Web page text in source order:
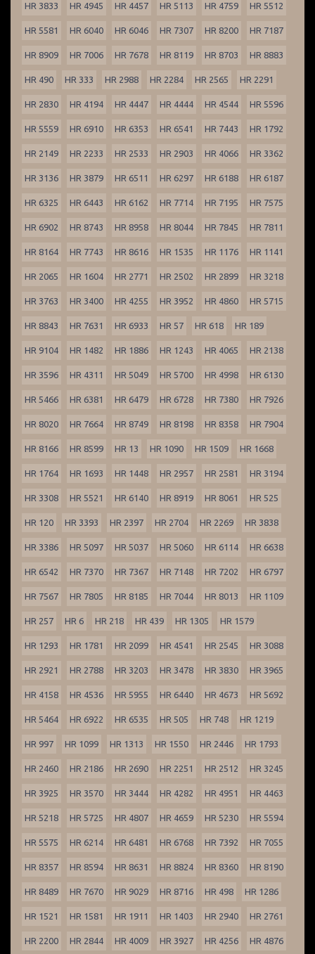
HR 3833 HR 4945 HR 4457 HR 5113 HR 4759 HR 5512
HR 5581 HR 6040 HR 6046 HR 7307 HR 8200 HR 7187
HR 8909 HR 7006 HR 7678 HR 8119 HR 8703 HR 8883
HR 490 HR 333 HR 2988 HR 2284 HR 2565 HR 2291
HR 2830 HR 4194 HR 4447 HR 4444 HR 4544 HR 5596
HR 5559 HR 6910 HR 6353 HR 6541 HR 7443 HR 1792
HR 2149 HR 2233 HR 2533 HR 2903 HR 4066 HR 3362
HR 3136 HR 3879 HR 6511 HR 6297 HR 6188 HR 6187
HR 6325 HR 6443 HR 6162 HR 7714 HR 7195 HR 7575
HR 6902 HR 8743 HR 8958 HR 8044 HR 7845 HR 7811
HR 8164 HR 7743 HR 8616 HR 1535 HR 1176 HR 1141
HR 2065 HR 1604 HR 2771 HR 2502 HR 2899 HR 3218
HR 3763 HR 3400 HR 4255 HR 3952 HR 4860 HR 5715
HR 8843 HR 7631 HR 6933 HR 57 HR 618 HR 189
HR 9104 HR 1482 HR 1886 HR 1243 HR 4065 HR 2138
HR 3596 HR 4311 HR 5049 HR 5700 HR 4998 HR 6130
HR 5466 HR 6381 HR 6479 HR 6728 HR 7380 HR 7926
HR 8020 HR 7664 HR 8749 HR 8198 HR 8358 HR 7904
HR 8166 HR 8599 HR 13 HR 1090 HR 1509 HR 1668
HR 1764 HR 1693 HR 1448 HR 2957 HR 2581 HR 3194
HR 3308 HR 5521 HR 6140 HR 8919 HR 8061 HR 525
HR 120 HR 3393 HR 2397 HR 2704 HR 2269 HR 3838
HR 3386 HR 5097 HR 5037 HR 5060 HR 6114 HR 6638
HR 6542 HR 7370 HR 7367 HR 7148 HR 7202 HR 6797
HR 7567 HR 7805 HR 8185 HR 7044 HR 8013 HR 1109
HR 257 HR 6 HR 218 HR 439 HR 1305 HR 1579
HR 1293 HR 1781 HR 2099 HR 4541 HR 2545 HR 3088
HR 2921 HR 2788 HR 3203 HR 3478 HR 3830 HR 3965
HR 4158 HR 4536 HR 5955 HR 6440 HR 4673 HR 5692
HR 5464 HR 6922 HR 6535 HR 505 HR 748 HR 1219
HR 997 HR 1099 HR 1313 HR 1550 HR 2446 HR 1793
HR 2460 HR 2186 HR 2690 HR 2251 HR 2512 HR 3245
HR 3925 HR 3570 HR 3444 HR 4282 HR 4951 HR 4463
HR 5218 HR 5725 HR 4807 HR 4659 HR 5230 HR 5594
HR 5575 HR 6214 HR 6481 HR 6768 HR 7392 HR 7055
HR 8357 HR 8594 HR 8631 HR 8824 HR 8360 HR 8190
HR 8489 HR 7670 HR 9029 HR 8716 HR 498 HR 1286
HR 1521 HR 1581 HR 1911 HR 1403 HR 2940 HR 2761
HR 2200 HR 2844 HR 4009 HR 3927 HR 4256 HR 4876